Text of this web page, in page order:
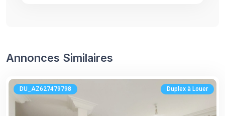
Annonces Similaires
DU_AZ627479798 Duplex à Louer